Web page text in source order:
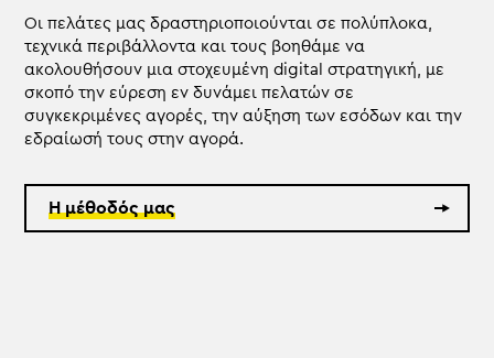
Οι πελάτες μας δραστηριοποιούνται σε πολύπλοκα,
τεχνικά περιβάλλοντα και τους βοηθάμε να
ακολουθήσουν μια στοχευμένη digital στρατηγική, με
σκοπό την εύρεση εν δυνάμει πελατών σε
συγκεκριμένες αγορές, την αύξηση των εσόδων και την
εδραίωσή τους στην αγορά.
Η μέθοδός μας